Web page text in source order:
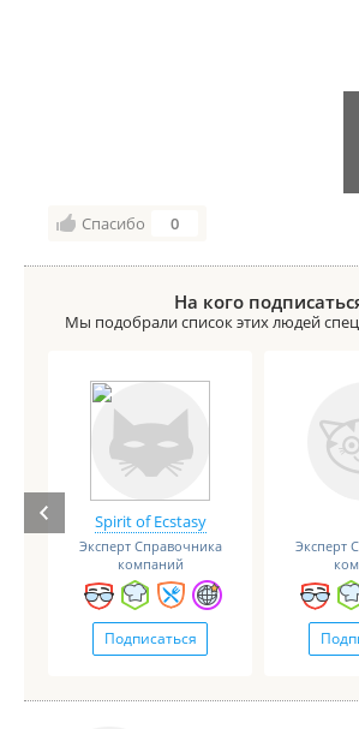
Спасибо 0
На кого
Мы подобрали список этих людей
Spirit of Ecstasy
Эксперт Справочника
компаний
Подписаться
Эксперт